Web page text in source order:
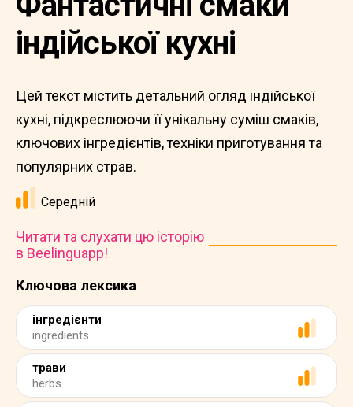
Ключова лексика
інгредієнти
ingredients
трави
herbs
індійської кухні
Цей текст містить детальний огляд індійської
кухні, підкреслюючи її унікальну суміш смаків,
ключових інгредієнтів, техніки приготування та
популярних страв.
Середній
Читати та слухати цю історію
в Beelinguapp!